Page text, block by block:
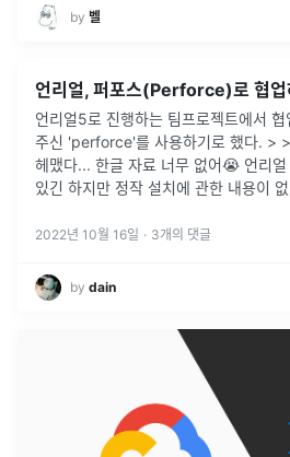
by 벨
언리얼, 퍼포스(Perforce)로 협업
언리얼5로 진행하는 팀프로젝트에서
주신 'perforce'를 사용하기로 했다. >
헤맸다... 한글 자료 너무 없어😭 언리
있긴 하지만 정작 설치에 관한 내용이
2022년 10월 16일 · 3개의 댓글
by dain